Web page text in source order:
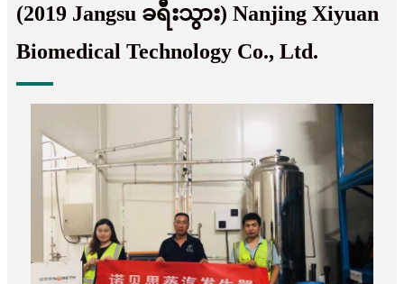
(2019 Jangsu ခရီးသွား) Nanjing Xiyuan
Biomedical Technology Co., Ltd.